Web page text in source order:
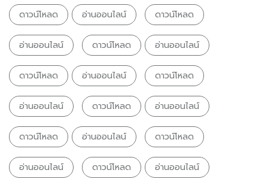
ดาวน์โหลด อ่านออนไลน์ ดาวน์โหลด
อ่านออนไลน์ ดาวน์โหลด อ่านออนไลน์
ดาวน์โหลด อ่านออนไลน์ ดาวน์โหลด
อ่านออนไลน์ ดาวน์โหลด อ่านออนไลน์
ดาวน์โหลด อ่านออนไลน์ ดาวน์โหลด
อ่านออนไลน์ ดาวน์โหลด อ่านออนไลน์